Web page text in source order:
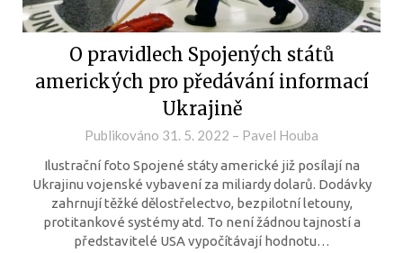
O pravidlech Spojených států
amerických pro předávání informací
Ukrajině
Publikováno 31. 5. 2022 – Pavel Houba
Ilustrační foto Spojené státy americké již posílají na
Ukrajinu vojenské vybavení za miliardy dolarů. Dodávky
zahrnují těžké dělostřelectvo, bezpilotní letouny,
protitankové systémy atd. To není žádnou tajností a
představitelé USA vypočítávají hodnotu…